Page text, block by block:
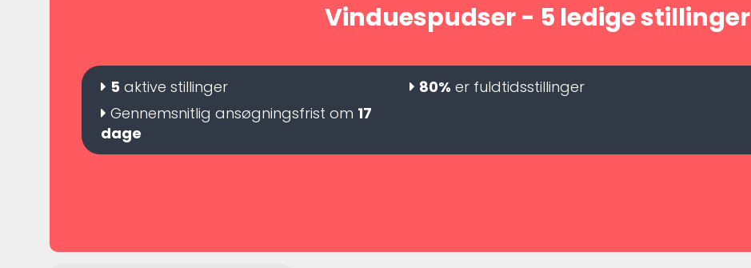
Vinduespudser - 5 ledige stillinger
5 aktive stillinger 80% er fuldtidsstillinger
Gennemsnitlig ansøgningsfrist om 17
dage